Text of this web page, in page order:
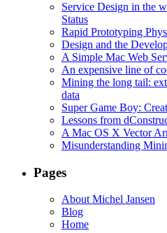
Service Design in the
Status
Rapid Prototyping
Design and the
A Simple Mac Web
An expensive line of
Mining the long tail:
data
Super Game Boy:
Lessons from
A Mac OS X Vector
Misunderstanding
Pages
About Michel Jansen
Blog
Home